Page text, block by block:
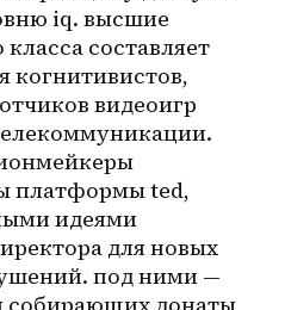
iq. высшие
составляет
когнитивистов,
видеоигр
платформы ted,
идеями
для новых
под ними —